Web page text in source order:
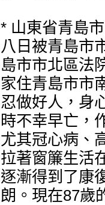
* 山東省青島
八日被青島市
島市市北區法
家住青島市市
忍做好人，身
時不幸早亡，
尤其冠心病、
拉著窗簾生活
逐漸得到了康
朗。現在87歲